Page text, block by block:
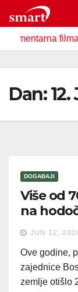
to
content
filma o
Dan:
DOGAĐAJI
Više od
na
JUN 12,
Ove godine,
zajednice
zemlje otišlo